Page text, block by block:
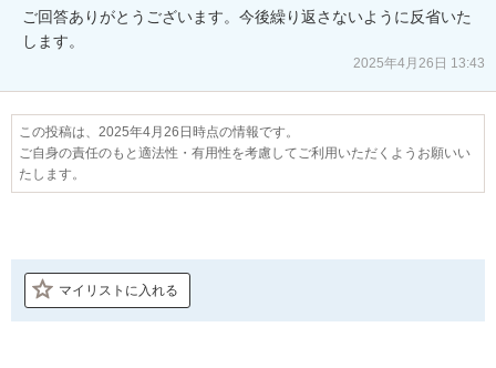
ご回答ありがとうございます。今後繰り返さないように反省いた
します。
2025年4月26日 13:43
この投稿は、2025年4月26日時点の情報です。
ご自身の責任のもと適法性・有用性を考慮してご利用いただくようお願いい
たします。
マイリストに入れる